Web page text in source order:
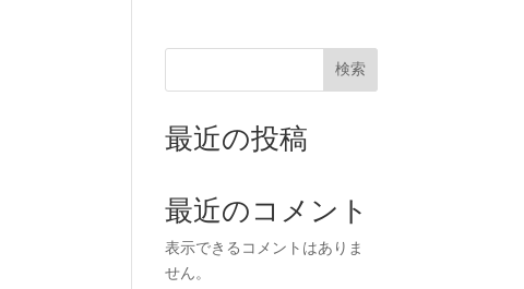
検索
最近の投稿
最近のコメント
表示できるコメントはありま
せん。